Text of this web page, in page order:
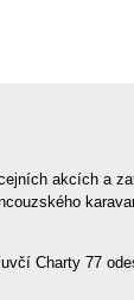
akcích a
Charty 77